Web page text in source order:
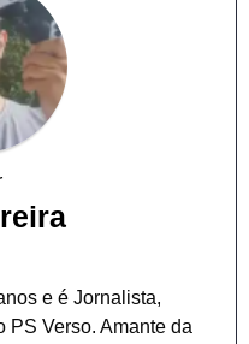
e é Jornalista,
PS Verso. Amante da